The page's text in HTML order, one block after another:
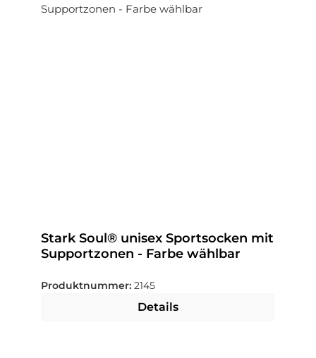
Stark Soul® unisex Sportsocken mit
Supportzonen - Farbe wählbar
Produktnummer: 2145
Details